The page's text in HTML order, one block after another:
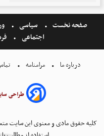
صفحه نخست سیاسی
اجتماعی
درباره ما مرامنامه
طراحی
کلیه حقوق مادی و معنوی این سایت